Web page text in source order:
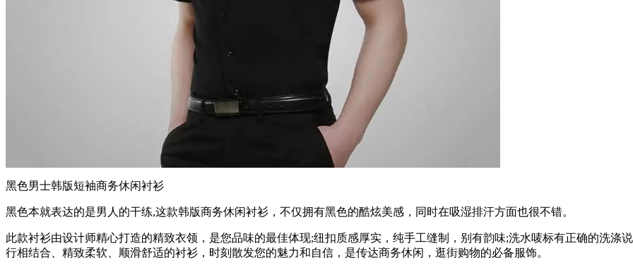
黑色男士韩版短袖商务休闲衬衫
黑色本就表达的是男人的干练,这款韩版商务休闲衬衫，不仅拥有黑色的酷炫美感，同时在吸湿排汗方面也很不错。
此款衬衫由设计师精心打造的精致衣领，是您品味的最佳体现;纽扣质感厚实，纯手工缝制，别有韵味;洗水唛标有正确的洗涤
行相结合、精致柔软、顺滑舒适的衬衫，时刻散发您的魅力和自信，是传达商务休闲，逛街购物的必备服饰。